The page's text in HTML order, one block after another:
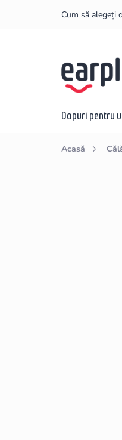
Cum să alegeți
Dopuri pentru
Acasă